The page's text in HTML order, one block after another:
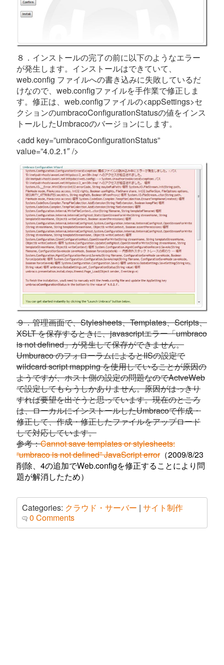
８．インストールの完了の前に以下のようなエラー
が発生します。インストールはできていて、
web.config ファイルへの書き込みに失敗しているだ
けなので、web.configファイルを手作業で修正しま
す。修正は、web.configファイルの<appSettings>セ
クションのumbracoConfigurationStatusの値をインス
トールしたUmbracoのバージョンにします。
<add key=”umbracoConfigurationStatus”
value=”4.0.2.1″ />
９．管理画面で、Stylesheets、Templates、Scripts、
XSLT を保存するときに、javascriptエラー「umbraco
is not defined」が発生して保存ができません。
Umburaco のフォローラムによるとIISの設定で
wildcard script mapping を使用していることが原因の
ようですが、ホスト側の設定の問題なのでActveWeb
で設定してもらうしかありません。原因がはっきり
すれば要望を出そうと思っています。現在のところ
は、ローカルにインストールしたUmbracoで作成・
修正して、作成・修正したファイルをアップロード
して対応しています。
参考：Cannot save templates or stylesheets:
“umbraco is not defined” JavaScript error（2009/8/23
削除、4の追加でWeb.configを修正することにより問
題が解消したため）
Categories: クラウド・サーバー | サイト制作
0 Comments